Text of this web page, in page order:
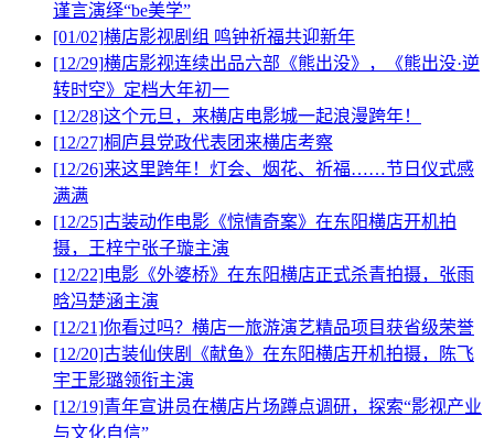
谨言演绎“be美学”
[01/02]横店影视剧组 鸣钟祈福共迎新年
[12/29]横店影视连续出品六部《熊出没》，《熊出没·逆
转时空》定档大年初一
[12/28]这个元旦，来横店电影城一起浪漫跨年！
[12/27]桐庐县党政代表团来横店考察
[12/26]来这里跨年！灯会、烟花、祈福……节日仪式感
满满
[12/25]古装动作电影《惊情奇案》在东阳横店开机拍
摄，王梓宁张子璇主演
[12/22]电影《外婆桥》在东阳横店正式杀青拍摄，张雨
晗冯楚涵主演
[12/21]你看过吗？横店一旅游演艺精品项目获省级荣誉
[12/20]古装仙侠剧《献鱼》在东阳横店开机拍摄，陈飞
宇王影璐领衔主演
[12/19]青年宣讲员在横店片场蹲点调研，探索“影视产业
与文化自信”